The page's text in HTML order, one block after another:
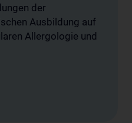
der
Ausbildung auf
Allergologie und